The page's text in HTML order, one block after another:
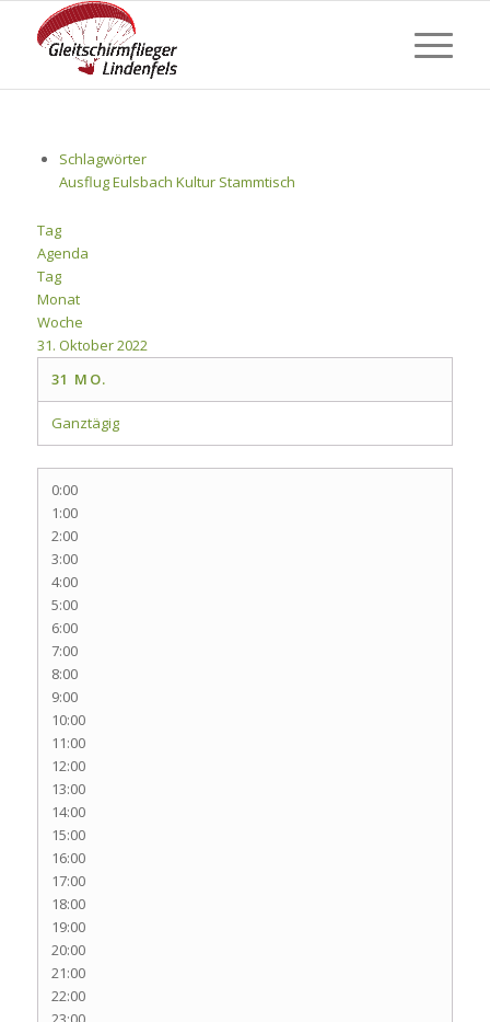
Schlagwörter
AusflugEulsbach Kultur Stammtisch
Tag
Agenda
Tag
Monat
Woche
31. Oktober 2022
31 MO.
Ganztägig
0:00
1:00
2:00
3:00
4:00
5:00
6:00
7:00
8:00
9:00
10:00
11:00
12:00
13:00
14:00
15:00
16:00
17:00
18:00
19:00
20:00
21:00
22:00